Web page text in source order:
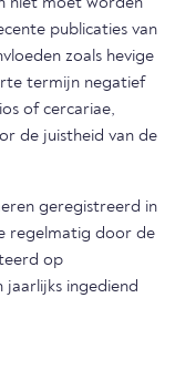
niet moet worden
publicaties van
zoals hevige
termijn negatief
of cercariae,
de juistheid van de
geregistreerd in
regelmatig door de
op
ingediend